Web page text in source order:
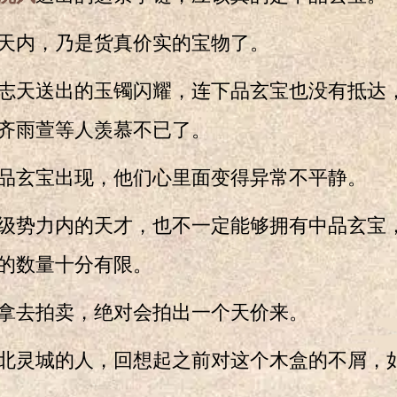
乃是货真价实的宝物了。
出的玉镯闪耀，连下品玄宝也没有抵达
雨萱等人羡慕不已了。
出现，他们心里面变得异常不平静。
内的天才，也不一定能够拥有中品玄宝
数量十分有限。
拍卖，绝对会拍出一个天价来。
的人，回想起之前对这个木盒的不屑，